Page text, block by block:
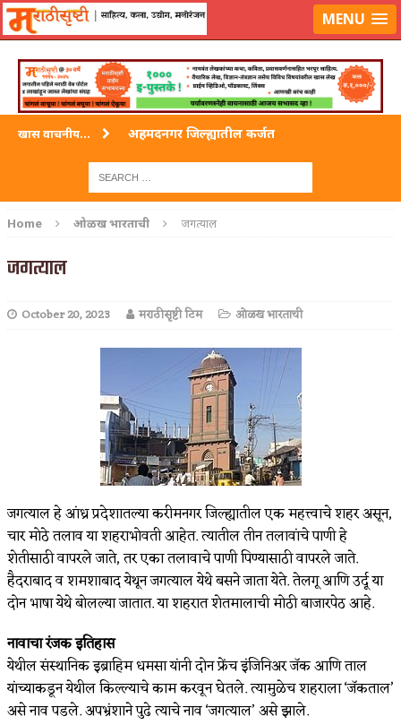
लॉग-इन करा|लेखक नोंदणी करा MENU
खास वाचनीय... अहमदनगर जिल्ह्यातील कर्जत
अहमदपूर – लातूर जिल्ह्यातील महत्त्वाचे शहर
Home ओळख भारताची जगत्याल
जगत्याल
October 20, 2023 मराठीसृष्टी टिम ओळख भारताची
जगत्याल हे आंध्र प्रदेशातल्या करीमनगर जिल्ह्यातील एक महत्त्वाचे शहर असून,
चार मोठे तलाव या शहराभोवती आहेत. त्यातील तीन तलावांचे पाणी हे
शेतीसाठी वापरले जाते, तर एका तलावाचे पाणी पिण्यासाठी वापरले जाते.
हैदराबाद व शमशाबाद येथून जगत्याल येथे बसने जाता येते. तेलगू आणि उर्दू या
दोन भाषा येथे बोलल्या जातात. या शहरात शेतमालाची मोठी बाजारपेठ आहे.
नावाचा रंजक इतिहास
येथील संस्थानिक इब्राहिम धमसा यांनी दोन फ्रेंच इंजिनिअर जॅक आणि ताल
यांच्याकडून येथील किल्ल्याचे काम करवून घेतले. त्यामुळेच शहराला ‘जॅकताल’
असे नाव पडले. अपभ्रंशाने पुढे त्याचे नाव ‘जगत्याल’ असे झाले.